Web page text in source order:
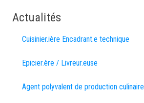
Actualités
Cuisinier.ière Encadrant.e technique
Epicier.ère / Livreur.euse
Agent polyvalent de production culinaire